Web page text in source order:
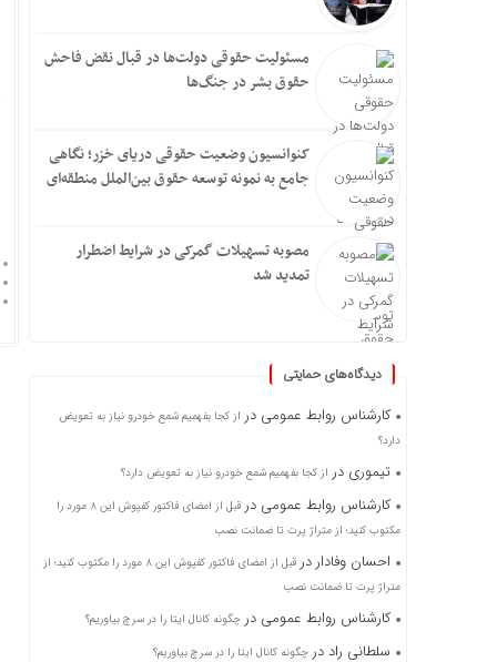
مسئولیت حقوقی دولت‌ها در قبال نقض‌ فاحش
حقوق بشر در جنگ‌ها
کنوانسیون وضعیت حقوقی دریای خزر؛ نگاهی
جامع به نمونه توسعه حقوق بین‌الملل منطقه‌ای
مصوبه تسهیلات گمرکی در شرایط اضطرار
تمدید شد
دیدگاه‌های حمایتی
کارشناس روابط عمومی در از کجا بفهمیم شمع خودرو نیاز به تعویض
دارد؟
تیموری در از کجا بفهمیم شمع خودرو نیاز به تعویض دارد؟
کارشناس روابط عمومی در
قبل از امضای فاکتور کفپوش این ۸ مورد را
مکتوب کنید؛ از متراژ پرت تا ضمانت نصب
احسان وفادار در
قبل از امضای فاکتور کفپوش این ۸ مورد را مکتوب کنید؛ از
متراژ پرت تا ضمانت نصب
کارشناس روابط عمومی در چگونه کانال ایتا را در سرچ بیاوریم؟
سلطانی راد در چگونه کانال ایتا را در سرچ بیاوریم؟